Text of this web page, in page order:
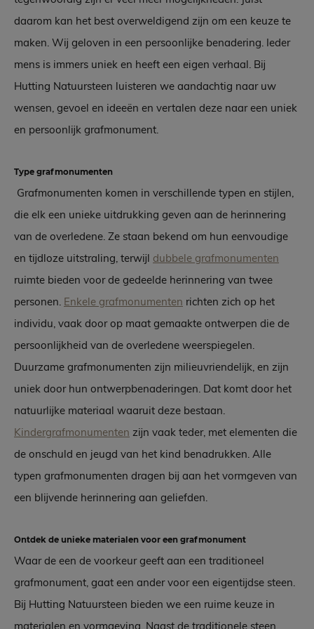
daarom kan het best overweldigend zijn om een keuze te
maken. Wij geloven in een persoonlijke benadering. Ieder
mens is immers uniek en heeft een eigen verhaal. Bij
Hutting Natuursteen luisteren we aandachtig naar uw
wensen, gevoel en ideeën en vertalen deze naar een uniek
en persoonlijk grafmonument.
Type grafmonumenten
Grafmonumenten komen in verschillende typen en stijlen,
die elk een unieke uitdrukking geven aan de herinnering
van de overledene. Ze staan bekend om hun eenvoudige
en tijdloze uitstraling, terwijl dubbele grafmonumenten
ruimte bieden voor de gedeelde herinnering van twee
personen. Enkele grafmonumenten richten zich op het
individu, vaak door op maat gemaakte ontwerpen die de
persoonlijkheid van de overledene weerspiegelen.
Duurzame grafmonumenten zijn milieuvriendelijk, en zijn
uniek door hun ontwerpbenaderingen. Dat komt door het
natuurlijke materiaal waaruit deze bestaan.
Kindergrafmonumenten zijn vaak teder, met elementen die
de onschuld en jeugd van het kind benadrukken. Alle
typen grafmonumenten dragen bij aan het vormgeven van
een blijvende herinnering aan geliefden.
Ontdek de unieke materialen voor een grafmonument
Waar de een de voorkeur geeft aan een traditioneel
grafmonument, gaat een ander voor een eigentijdse steen.
Bij Hutting Natuursteen bieden we een ruime keuze in
materialen en vormgeving. Naast de traditionele steen,